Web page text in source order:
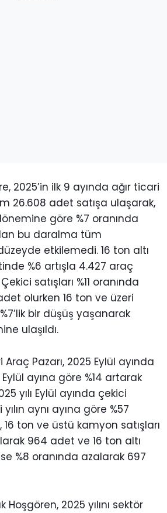
2025’in ilk 9 ayında ağır ticari
26.608 adet satışa ulaşarak,
göre %7 oranında
bu daralma tüm
etkilemedi. 16 ton altı
%6 artışla 4.427 araç
satışları %11 oranında
olurken 16 ton ve üzeri
bir düşüş yaşanarak
ulaşıldı.
Pazarı, 2025 Eylül ayında
Eylül ayına göre %14 artarak
yılı Eylül ayında çekici
aynı ayına göre %57
16 ton ve üstü kamyon satışları
964 adet ve 16 ton altı
%8 oranında azalarak 697
Hoşgören, 2025 yılını sektör